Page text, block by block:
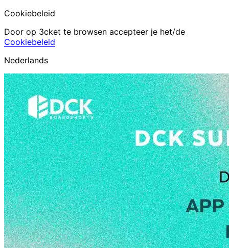
Cookiebeleid
Door op 3cket te browsen accepteer je het/de
Cookiebeleid
Nederlands